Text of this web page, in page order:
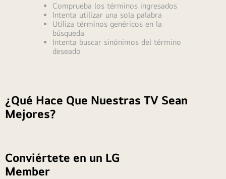
Comprueba los términos ingresados
Intenta utilizar una sola palabra
Utiliza términos genéricos en la
búsqueda
Intenta buscar sinónimos del término
deseado
¿Qué Hace Que Nuestras TV Sean
Mejores?
Conviértete en un LG
Member